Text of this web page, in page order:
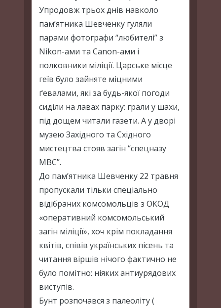
Упродовж трьох днів навколо
пам’ятника Шевченку гуляли
парами фотографи “любителі” з
Nikon-ами та Canon-ами і
полковники міліції. Царське місце
геїв було зайняте міцними
ґевалами, які за будь-якої погоди
сиділи на лавах парку: грали у шахи,
під дощем читали газети. А у дворі
музею Західного та Східного
мистецтва стояв загін “спецназу
МВС”.
До пам’ятника Шевченку 22 травня
пропускали тільки спеціально
відібраних комсомольців з ОКОД
«оперативний комсомольський
загін міліції», хоч крім покладання
квітів, співів українських пісень та
читання віршів нічого фактично не
було помітно: ніяких антиурядових
виступів.
Бунт розпочався з палеоліту (